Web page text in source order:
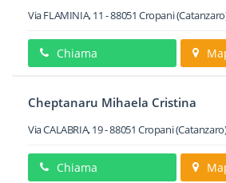
Via FLAMINIA, 11 -88051 Cropani
Chiama
Cheptanaru Mihaela Cristina
Via CALABRIA, 19-88051 Cropani
Chiama